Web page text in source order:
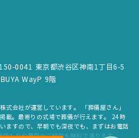
0041 東京都渋谷区神南1丁目6-5
WayP 9階
式会社が運営しています。 「葬儀屋さん」
載。最寄りの式場で葬儀が行えます。 24時
ますので、早朝でも深夜でも、まずはお電話
もりや費用のご相談も無料で承ります。